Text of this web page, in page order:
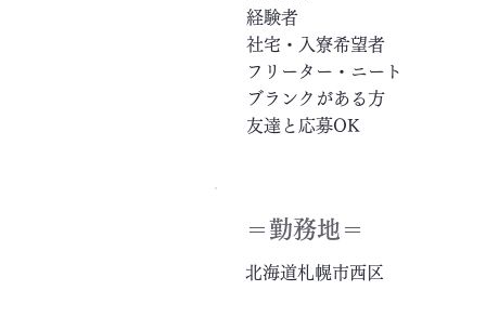
経験者
社宅・入寮希望者
フリーター・ニート
ブランクがある方
友達と応募OK
＝​勤務地＝
北海道札幌市西区